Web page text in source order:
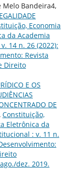
Melo Bandeira4,
Economia
da Academia
14 n. 26 (2022):
Revista
Direito
E OS
DE
, Constituição,
Eletrônica da
: v. 11 n.
dez. 2019.